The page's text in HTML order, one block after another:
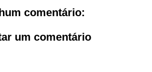
comentário:
um comentário